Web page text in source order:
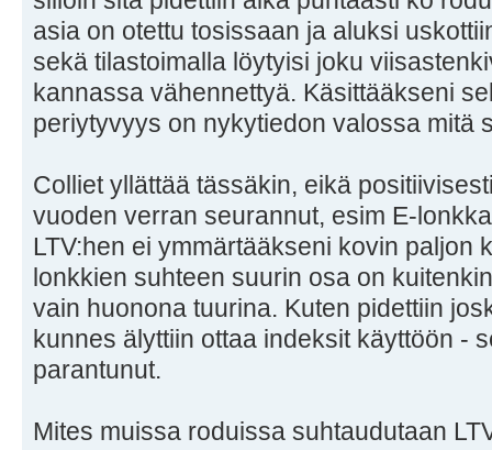
asia on otettu tosissaan ja aluksi
sekä tilastoimalla löytyisi joku
kannassa vähennettyä. Käsittääkseni
periytyvyys on nykytiedon valossa mitä
Colliet yllättää tässäkin, eikä
vuoden verran seurannut, esim E-
LTV:hen ei ymmärtääkseni kovin paljon
lonkkien suhteen suurin osa on
vain huonona tuurina. Kuten pidettiin
kunnes älyttiin ottaa indeksit käyttöön -
parantunut.
Mites muissa roduissa suhtaudutaan